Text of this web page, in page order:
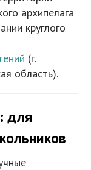
архипелага
круглого
(г.
область).
для